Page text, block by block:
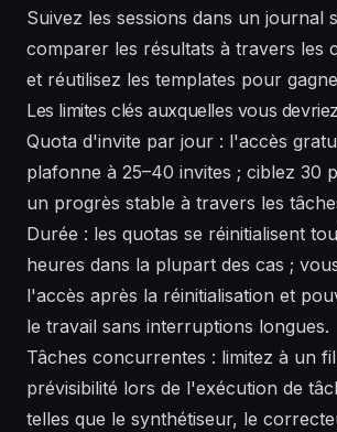
Suivez les sessions dans un journal
comparer les résultats à travers les
et réutilisez les templates pour
Les limites clés auxquelles vous
Quota d'invite par jour : l'accès
plafonne à 25–40 invites ; ciblez 30
un progrès stable à travers les
Durée : les quotas se réinitialisent
heures dans la plupart des cas ;
l'accès après la réinitialisation et
le travail sans interruptions longues.
Tâches concurrentes : limitez à un
prévisibilité lors de l'exécution de
telles que le synthétiseur, le